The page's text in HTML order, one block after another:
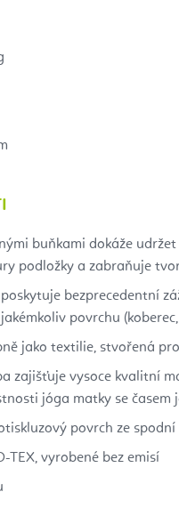
buňkami dokáže
podložky a zabraňuje
bezprecedentní
povrchu
jako textilie, stvořená
zajišťuje vysoce kvalitní
jóga matky se časem
povrch ze
TEX, vyrobené bez emisí